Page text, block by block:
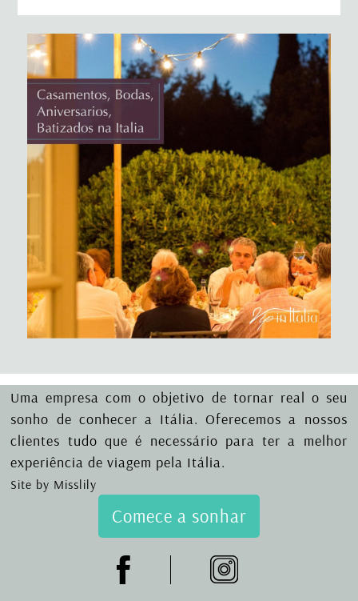
Uma empresa com o objetivo de tornar real o seu
sonho de conhecer a Itália. Oferecemos a nossos
clientes tudo que é necessário para ter a melhor
experiência de viagem pela Itália.
Site by Misslily
Comece a sonhar